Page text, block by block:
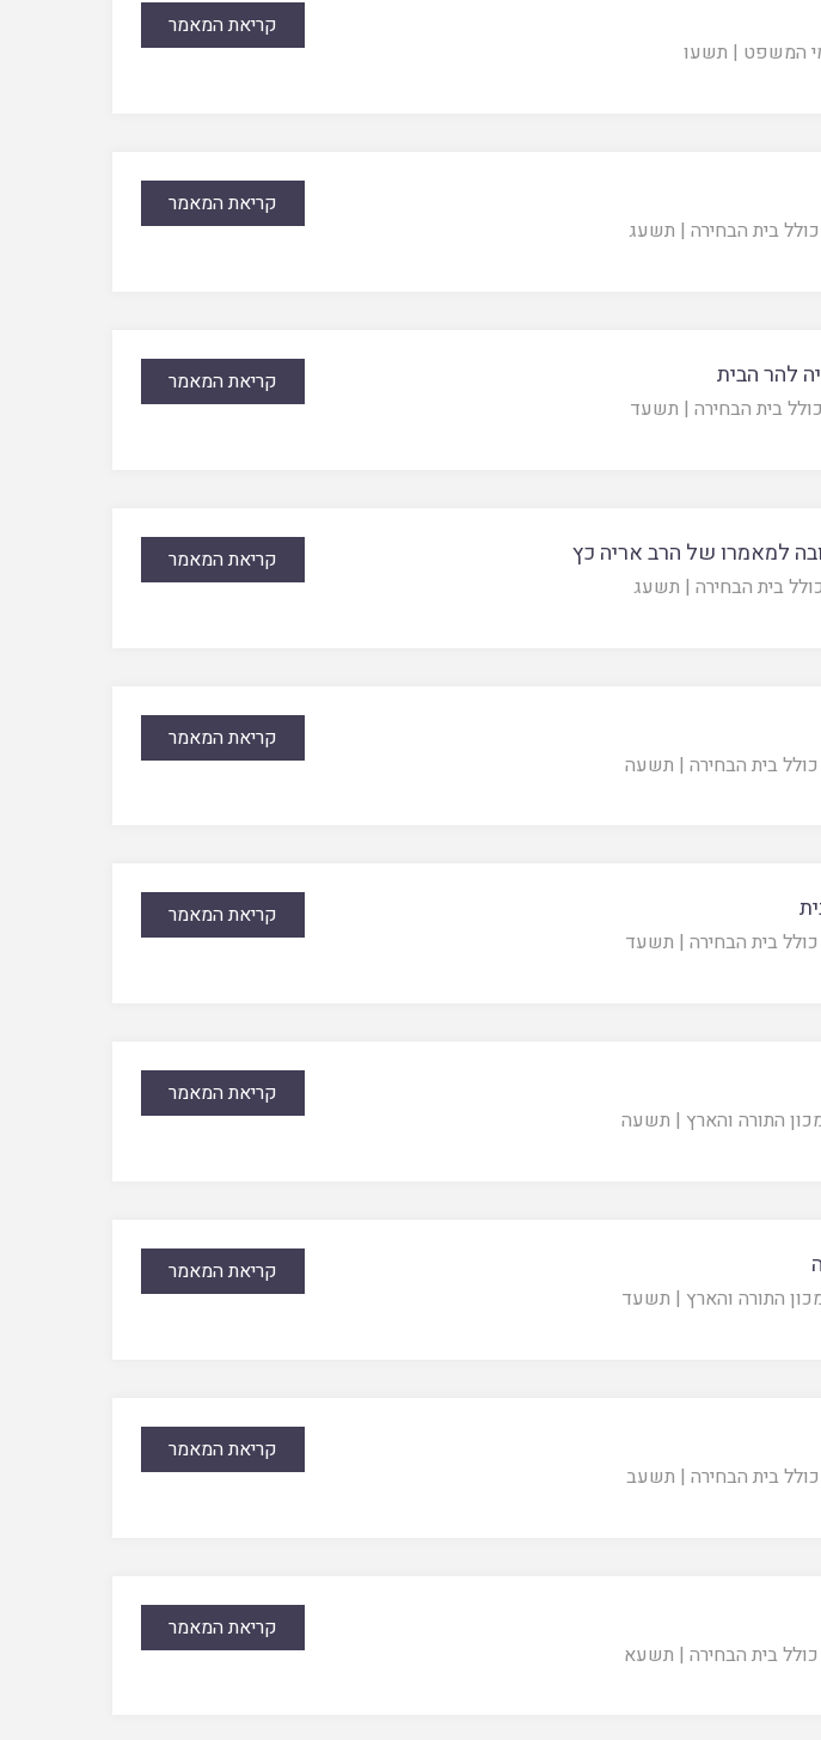
המשפט | תשעו
קריאת המאמר
כולל בית הבחירה | תשעג
קריאת המאמר
להר הבית
כולל בית הבחירה | תשעד
קריאת המאמר
למאמרו של הרב אריה כץ
כולל בית הבחירה | תשעג
קריאת המאמר
כולל בית הבחירה | תשעה
קריאת המאמר
כולל בית הבחירה | תשעד
קריאת המאמר
התורה והארץ | תשעה
קריאת המאמר
התורה והארץ | תשעד
קריאת המאמר
כולל בית הבחירה | תשעב
קריאת המאמר
כולל בית הבחירה | תשעא
קריאת המאמר